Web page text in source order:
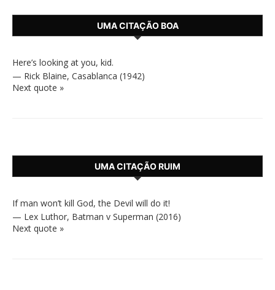
UMA CITAÇÃO BOA
Here’s looking at you, kid.
— Rick Blaine, Casablanca (1942)
Next quote »
UMA CITAÇÃO RUIM
If man won’t kill God, the Devil will do it!
— Lex Luthor, Batman v Superman (2016)
Next quote »